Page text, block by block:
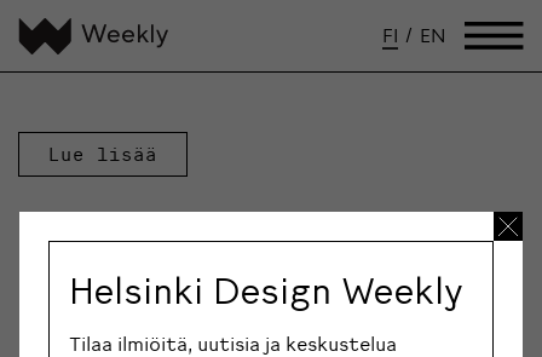
FI / EN
Lue lisää
Helsinki Design Weekly
Tilaa ilmiöitä, uutisia ja keskustelua